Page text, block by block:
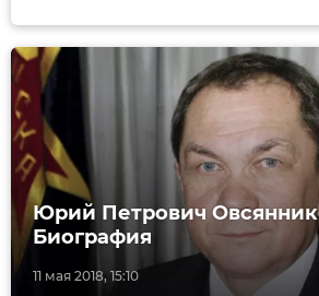
11 мая 2018, 15:10
Юрий Петрович
Биография